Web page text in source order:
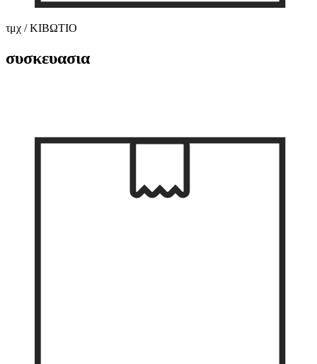
τμχ / ΚΙΒΩΤΙΟ
συσκευασια